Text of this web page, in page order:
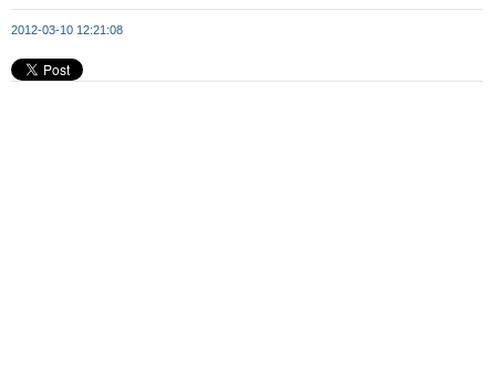
2012-03-10 12:21:08